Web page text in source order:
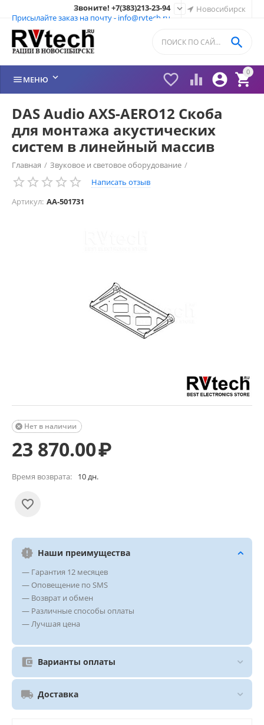
Новосибирск
Звоните! +7(383)213-23-94
Присылайте заказ на почту - info@rvtech.ru

0


 

МЕНЮ 
DAS Audio AXS-AERO12 Скоба
для монтажа акустических
систем в линейный массив
Главная / Звуковое и световое оборудование /
Аксессуары для акустических систем /
Написать отзыв
Артикул: AA-501731
Нет в наличии

23 870.00₽
Время возврата: 10 дн.
Наши преимущества
— Гарантия 12 месяцев
— Оповещение по SMS
— Возврат и обмен
— Различные способы оплаты
— Лучшая цена
Варианты оплаты
Доставка